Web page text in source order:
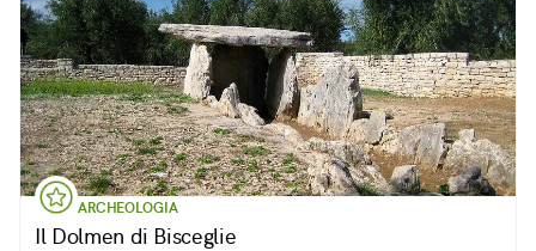
ARCHEOLOGIA
Il Dolmen di Bisceglie